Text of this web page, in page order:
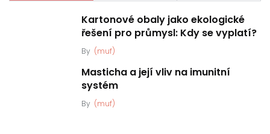
Kartonové obaly jako ekologické
řešení pro průmysl: Kdy se vyplatí?
By (muf)
Masticha a její vliv na imunitní
systém
By (muf)